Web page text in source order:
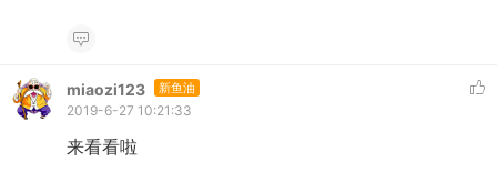
miaozi123 新鱼油
2019-6-27 10:21:33
来看看啦